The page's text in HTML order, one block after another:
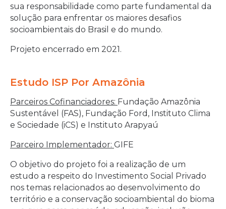
sua responsabilidade como parte fundamental da
solução para enfrentar os maiores desafios
socioambientais do Brasil e do mundo.
Projeto encerrado em 2021.
Estudo ISP Por Amazônia
Parceiros Cofinanciadores: Fundação Amazônia
Sustentável (FAS), Fundação Ford, Instituto Clima
e Sociedade (iCS) e Instituto Arapyaú
Parceiro Implementador: GIFE
O objetivo do projeto foi a realização de um
estudo a respeito do Investimento Social Privado
nos temas relacionados ao desenvolvimento do
território e a conservação socioambiental do bioma